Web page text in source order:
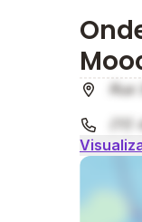
ensino
(11)